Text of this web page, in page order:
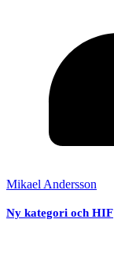
Mikael Andersson
Ny kategori och HIF